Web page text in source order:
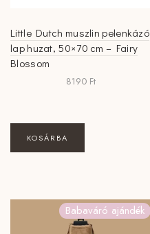
Little Dutch muszlin pelenkázó
lap huzat, 50×70 cm – Fairy
Blossom
8190 Ft
KOSÁRBA
Babaváró ajándék